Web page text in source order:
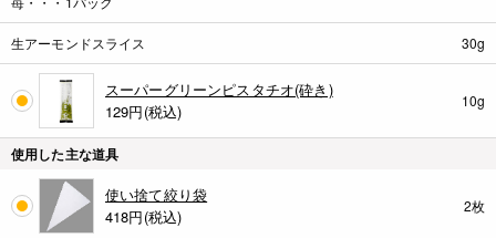
生アーモンドスライス 30g
スーパーグリーンピスタチオ(砕き)
129円(税込)
10g
使用した主な道具
使い捨て絞り袋
418円(税込)
2枚